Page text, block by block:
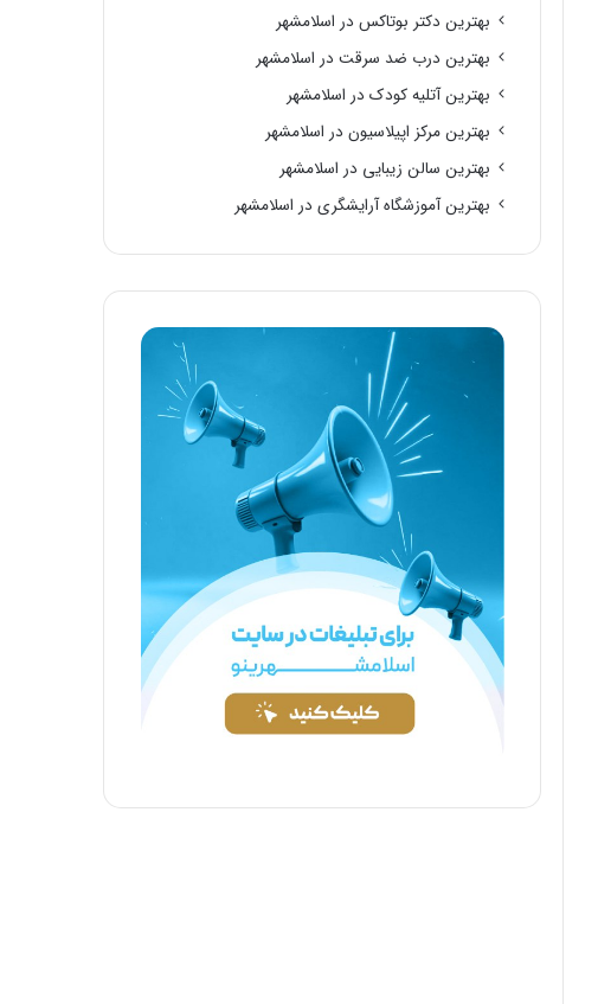
بهترین دکتر بوتاکس در اسلامشهر
بهترین درب ضد سرقت در اسلامشهر
بهترین آتلیه کودک در اسلامشهر
بهترین مرکز اپیلاسیون در اسلامشهر
بهترین سالن زیبایی در اسلامشهر
بهترین آموزشگاه آرایشگری در اسلامشهر